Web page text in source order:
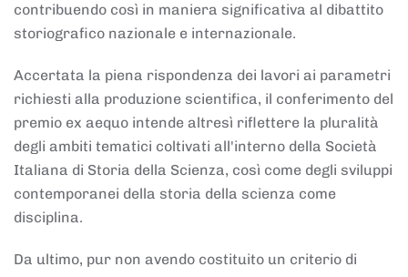
contribuendo così in maniera significativa al dibattito
storiografico nazionale e internazionale.
Accertata la piena rispondenza dei lavori ai parametri
richiesti alla produzione scientifica, il conferimento del
premio ex aequo intende altresì riflettere la pluralità
degli ambiti tematici coltivati all'interno della Società
Italiana di Storia della Scienza, così come degli sviluppi
contemporanei della storia della scienza come
disciplina.
Da ultimo, pur non avendo costituito un criterio di